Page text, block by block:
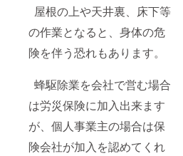
屋根の上や天井裏、床下等
の作業となると、身体の危
険を伴う恐れもあります。
蜂駆除業を会社で営む場合
は労災保険に加入出来ます
が、個人事業主の場合は保
険会社が加入を認めてくれ